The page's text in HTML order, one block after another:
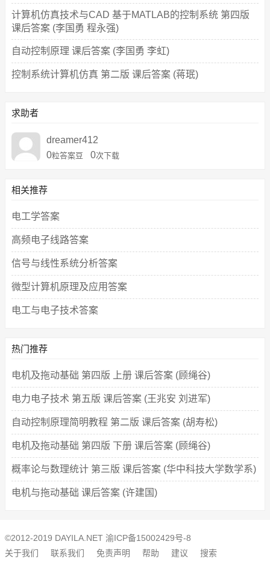
计算机仿真技术与CAD 基于MATLAB的控制系统 第四版
课后答案 (李国勇 程永强)
自动控制原理 课后答案 (李国勇 李虹)
控制系统计算机仿真 第二版 课后答案 (蒋珉)
求助者
dreamer412
0粒答案豆 0次下载
相关推荐
电工学答案
高频电子线路答案
信号与线性系统分析答案
微型计算机原理及应用答案
电工与电子技术答案
热门推荐
电机及拖动基础 第四版 上册 课后答案 (顾绳谷)
电力电子技术 第五版 课后答案 (王兆安 刘进军)
自动控制原理简明教程 第二版 课后答案 (胡寿松)
电机及拖动基础 第四版 下册 课后答案 (顾绳谷)
概率论与数理统计 第三版 课后答案 (华中科技大学数学系)
电机与拖动基础 课后答案 (许建国)
©2012-2019 DAYILA.NET 渝ICP备15002429号-8
关于我们
联系我们 免责声明 帮助 建议 搜索